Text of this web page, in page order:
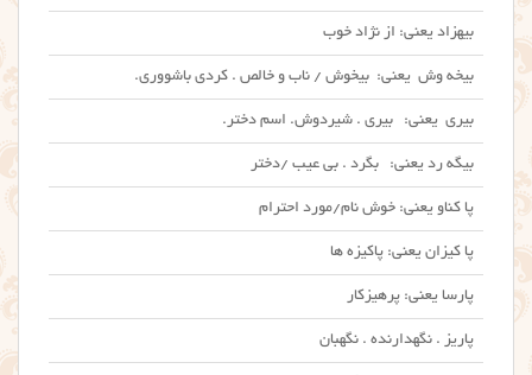
بیهزاد یعنی: از نژاد خوب
بیخه وش یعنی: بیخوش / ناب و خالص . کردی باشووری.
بیری یعنی: بیری . شیردوش. اسم دختر.
بیگه رد یعنی: بگرد . بی عیب /دختر
پا کناو یعنی: خوش نام/مورد احترام
پا کیزان یعنی: پاکیزه ها
پارسا یعنی: پرهیزکار
پاریز . نگهدارنده . نگهبان